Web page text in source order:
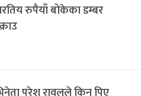
रुपैयाँ बोकेका डम्बर